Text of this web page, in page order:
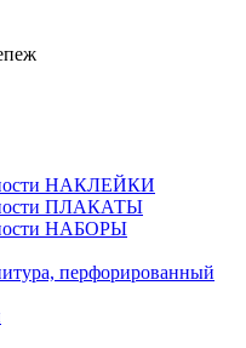
НАКЛЕЙКИ
ПЛАКАТЫ
НАБОРЫ
перфорированный